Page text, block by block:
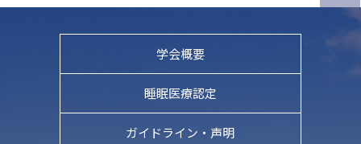
学会概要
睡眠医療認定
ガイドライン・ 声明